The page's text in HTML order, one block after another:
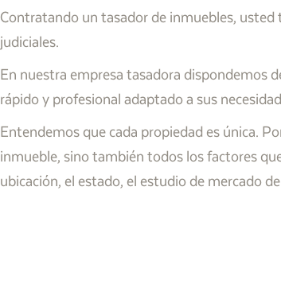
Contratando un tasador de inmuebles,
judiciales.
En nuestra empresa tasadora dispondemos
rápido y profesional adaptado a sus
Entendemos que cada propiedad es única.
inmueble, sino también todos los factores
ubicación, el estado, el estudio de mercado